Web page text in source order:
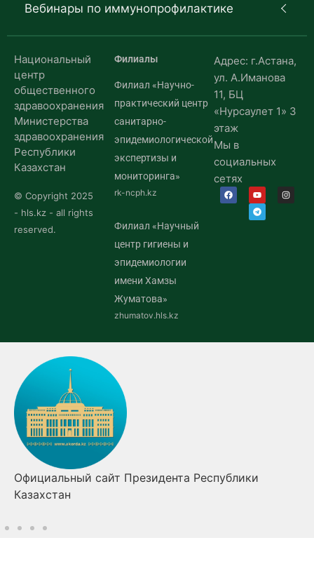
Вебинары по иммунопрофилактике
Национальный
центр
общественного
здравоохранения
Министерства
здравоохранения
Республики
Казахстан
© Copyright 2025
- hls.kz - all rights
reserved.
Филиалы
Филиал «Научно-
практический центр
санитарно-
эпидемиологической
экспертизы и
мониторинга»
rk-ncph.kz
Филиал «Научный
центр гигиены и
эпидемиологии
имени Хамзы
Жуматова»
zhumatov.hls.kz
Адрес: г.Астана,
ул. А.Иманова
11, БЦ
«Нурсаулет 1» 3
этаж
Мы в
социальных
сетях
Правительство Республики Казахстан